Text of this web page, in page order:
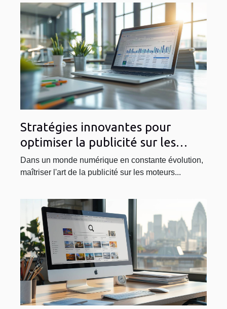
Stratégies innovantes pour
optimiser la publicité sur les
moteurs de recherche
Dans un monde numérique en constante évolution,
maîtriser l'art de la publicité sur les moteurs...